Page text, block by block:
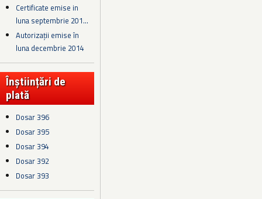
Certificate emise in
luna septembrie 201...
Autorizații emise în
luna decembrie 2014
Înștiințări de
plată
Dosar 396
Dosar 395
Dosar 394
Dosar 392
Dosar 393